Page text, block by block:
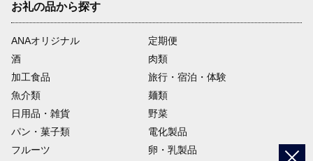
お礼の品から探す
ANAオリジナル
定期便
酒
肉類
加工食品
旅行・宿泊・体験
魚介類
麺類
日用品・雑貨
野菜
パン・菓子類
電化製品
フルーツ
卵・乳製品